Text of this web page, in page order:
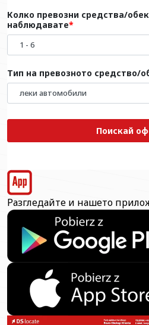
Колко превозни средства/
наблюдавате
Тип на превозното средство/
Поискай
Разгледайте и нашето